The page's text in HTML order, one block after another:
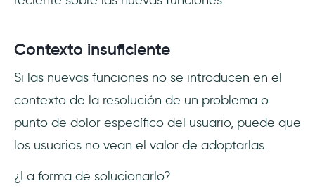
Contexto insuficiente
Si las nuevas funciones no se introducen en el
contexto de la resolución de un problema o
punto de dolor específico del usuario, puede que
los usuarios no vean el valor de adoptarlas.
¿La forma de solucionarlo?